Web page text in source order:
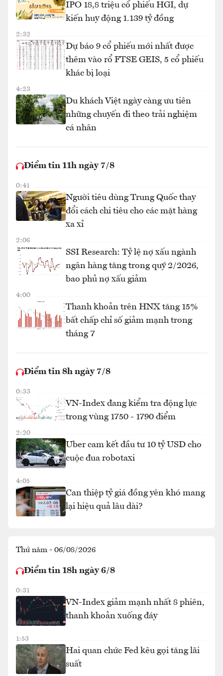
IPO 18,8 triệu cổ phiếu HGI, dự
kiến huy động 1.139 tỷ đồng
2:32
Dự báo 9 cổ phiếu mới nhất được
thêm vào rổ FTSE GEIS, 5 cổ phiếu
khác bị loại
4:23
Du khách Việt ngày càng ưu tiên
những chuyến đi theo trải nghiệm
cá nhân
Điểm tin 11h ngày 7/8
0:41
Người tiêu dùng Trung Quốc thay
đổi cách chi tiêu cho các mặt hàng
xa xỉ
2:06
SSI Research: Tỷ lệ nợ xấu ngành
ngân hàng tăng trong quý 2/2026,
bao phủ nợ xấu giảm
4:00
Thanh khoản trên HNX tăng 15%
bất chấp chỉ số giảm mạnh trong
tháng 7
Điểm tin 8h ngày 7/8
0:33
VN-Index đang kiểm tra động lực
trong vùng 1750 - 1790 điểm
2:20
Uber cam kết đầu tư 10 tỷ USD cho
cuộc đua robotaxi
4:05
Can thiệp tỷ giá đồng yên khó mang
lại hiệu quả lâu dài?
Thứ năm - 06/08/2026
Điểm tin 18h ngày 6/8
0:31
VN-Index giảm mạnh nhất 8 phiên,
thanh khoản xuống đáy
1:53
Hai quan chức Fed kêu gọi tăng lãi
suất